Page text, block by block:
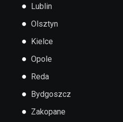
● Lublin
● Olsztyn
● Kielce
● Opole
● Reda
● Bydgoszcz
● Zakopane